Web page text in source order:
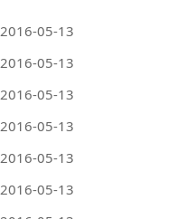
2016-05-13
2016-05-13
2016-05-13
2016-05-13
2016-05-13
2016-05-13